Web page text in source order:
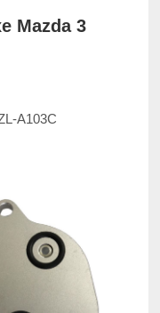
Mazda 3
A103C